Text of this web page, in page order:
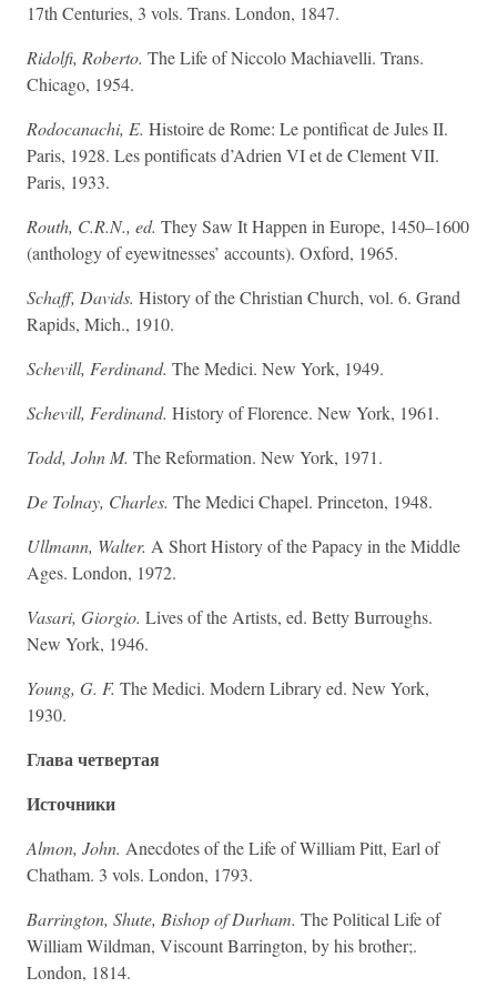
17th Centuries, 3 vols. Trans. London, 1847.
Ridolfi, Roberto. The Life of Niccolo Machiavelli. Trans.
Chicago, 1954.
Rodocanachi, E. Histoire de Rome: Le pontificat de Jules II.
Paris, 1928. Les pontificats d’Adrien VI et de Clement VII.
Paris, 1933.
Routh, C.R.N., ed. They Saw It Happen in Europe, 1450–1600
(anthology of eyewitnesses’ accounts). Oxford, 1965.
Schaff, Davids. History of the Christian Church, vol. 6. Grand
Rapids, Mich., 1910.
Schevill, Ferdinand. The Medici. New York, 1949.
Schevill, Ferdinand. History of Florence. New York, 1961.
Todd, John M. The Reformation. New York, 1971.
De Tolnay, Charles. The Medici Chapel. Princeton, 1948.
Ullmann, Walter. A Short History of the Papacy in the Middle
Ages. London, 1972.
Vasari, Giorgio. Lives of the Artists, ed. Betty Burroughs.
New York, 1946.
Young, G. F. The Medici. Modern Library ed. New York,
1930.
Глава четвертая
Источники
Almon, John. Anecdotes of the Life of William Pitt, Earl of
Chatham. 3 vols. London, 1793.
Barrington, Shute, Bishop of Durham. The Political Life of
William Wildman, Viscount Barrington, by his brother;.
London, 1814.